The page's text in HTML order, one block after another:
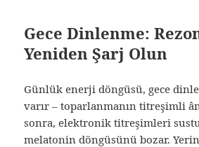
Gece Dinlenme:
Yeniden Şarj Olun
Günlük enerji döngüsü, gece
varır – toparlanmanın titreşimli
sonra, elektronik titreşimleri
melatonin döngüsünü bozar.